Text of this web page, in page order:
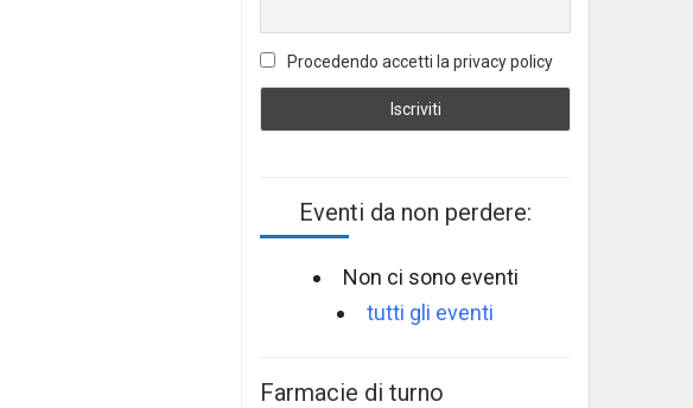
Procedendo accetti la privacy policy
Eventi da non perdere:
Non ci sono eventi
tutti gli eventi
Farmacie di turno